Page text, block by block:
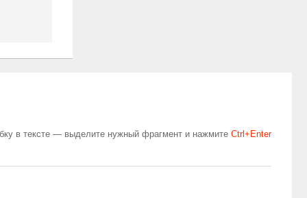
в тексте — выделите нужный фрагмент и нажмите Сtrl+Enter